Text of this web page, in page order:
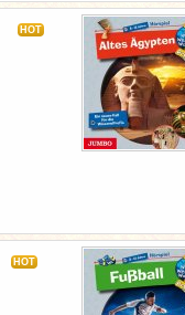
HOT
HOT